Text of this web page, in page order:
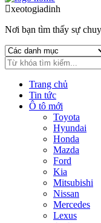
to
toxeotogiadinh
Nơi bạn tìm thấy sự
Trang chủ
Tin tức
Ô tô mới
Toyota
Hyundai
Honda
Mazda
Ford
Kia
Mitsubishi
Nissan
Mercedes
Lexus